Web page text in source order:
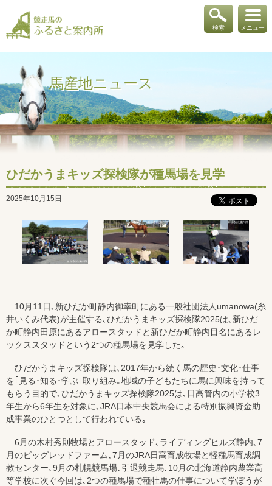
メニュー
検索
馬産地ニュース
ひだかうまキッズ探検隊が種馬場を見学
2025年10月15日
10月11日､新ひだか町静内御幸町にある一般社団法人umanowa(糸
井いくみ代表)が主催する､ひだかうまキッズ探検隊2025は､新ひだ
か町静内田原にあるアロースタッドと新ひだか町静内目名にあるレ
ックススタッドという2つの種馬場を見学した｡
ひだかうまキッズ探検隊は､2017年から続く馬の歴史･文化･仕事
を｢見る･知る･学ぶ｣取り組み｡地域の子どもたちに馬に興味を持って
もらう目的で､ひだかうまキッズ探検隊2025は､日高管内の小学校3
年生から6年生を対象に､JRA日本中央競馬会による特別振興資金助
成事業のひとつとして行われている｡
6月の木村秀則牧場とアロースタッド､ライディングヒルズ静内､7
月のビッグレッドファーム､7月のJRA日高育成牧場と軽種馬育成調
教センター､9月の札幌競馬場､引退競走馬､10月の北海道静内農業高
等学校に次ぐ今回は､2つの種馬場で種牡馬の仕事について学ぼうが